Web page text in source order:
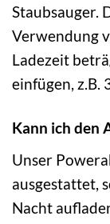
Staubsauger.
Verwendung
Ladezeit
einfügen, z.B.
Kann ich den
Unser
ausgestattet,
Nacht